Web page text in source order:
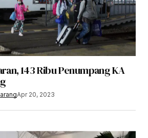
143 Ribu Penumpang KA
Apr 20, 2023